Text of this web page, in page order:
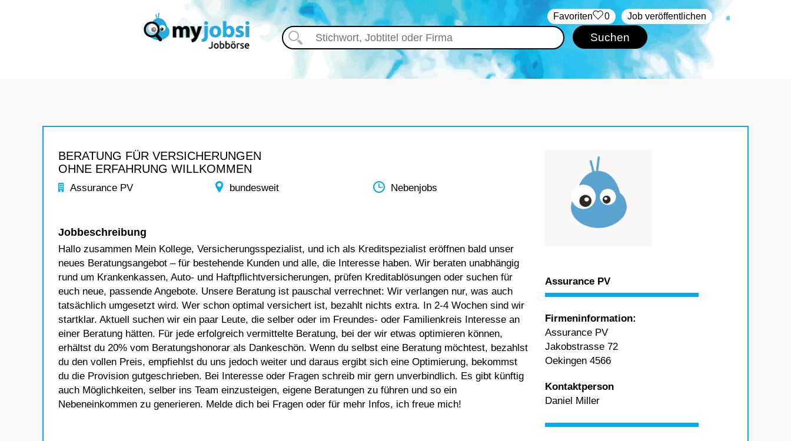
Job veröffentlichen
‏Favoriten 0
BERATUNG FÜR VERSICHERUNGEN
OHNE ERFAHRUNG WILLKOMMEN
Assurance PV bundesweit Nebenjobs
Jobbeschreibung
Hallo zusammen Mein Kollege, Versicherungsspezialist, und ich als Kreditspezialist eröffnen bald unser
neues Beratungsangebot – für bestehende Kunden und alle, die Interesse haben. Wir beraten unabhängig
rund um Krankenkassen, Auto- und Haftpflichtversicherungen, prüfen Kreditablösungen oder suchen für
euch neue, passende Angebote. Unsere Beratung ist pauschal verrechnet: Wir verlangen nur, was auch
tatsächlich umgesetzt wird. Wer schon optimal versichert ist, bezahlt nichts extra. In 2-4 Wochen sind wir
startklar. Aktuell suchen wir ein paar Leute, die selber oder im Freundes- oder Familienkreis Interesse an
einer Beratung hätten. Für jede erfolgreich vermittelte Beratung, bei der wir etwas optimieren können,
erhältst du 20% vom Beratungshonorar als Dankeschön. Wenn du selbst eine Beratung möchtest, bezahlst
du den vollen Preis, empfiehlst du uns jedoch weiter und daraus ergibt sich eine Optimierung, bekommst
du die Provision gutgeschrieben. Bei Interesse oder Fragen schreib mir gern unverbindlich. Es gibt künftig
auch Möglichkeiten, selber ins Team einzusteigen, eigene Beratungen zu führen und so ein
Nebeneinkommen zu generieren. Melde dich bei Fragen oder für mehr Infos, ich freue mich!
Assurance PV
Firmeninformation:
Assurance PV
Jakobstrasse 72
Oekingen 4566
Kontaktperson
Daniel Miller